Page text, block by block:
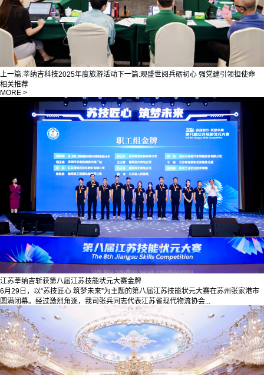
上一篇:莘纳吉科技2025年度旅游活动 下一篇:观盛世阅兵砺初心 强党建引领担使命
相关推荐
MORE >
江苏莘纳吉斩获第八届江苏技能状元大赛金牌
6月29日，以“苏技匠心 筑梦未来”为主题的第八届江苏技能状元大赛在苏州张家港市
圆满闭幕。经过激烈角逐，我司张兵同志代表江苏省现代物流协会...